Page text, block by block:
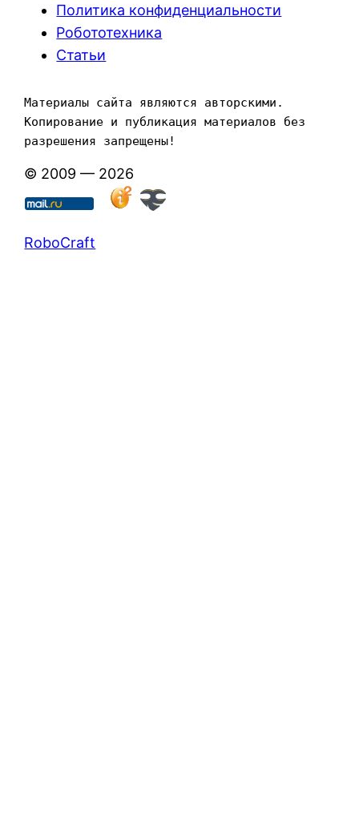
Политика конфиденциальности
Робототехника
Статьи
Материалы сайта являются авторскими.
Копирование и публикация материалов без
разрешения запрещены!
© 2009 — 2026
RoboCraft